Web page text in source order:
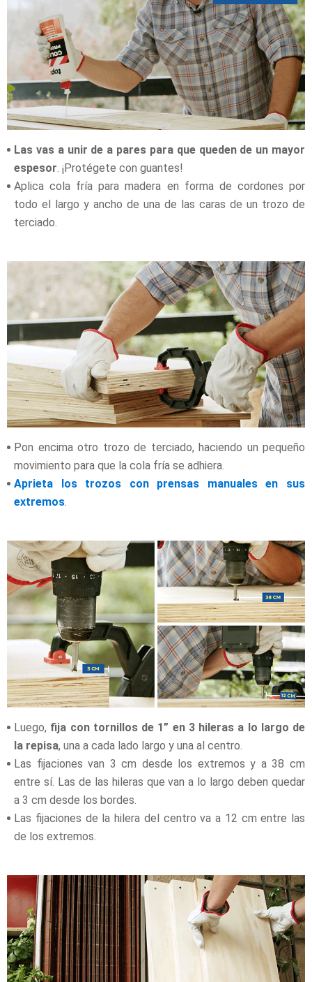
Las vas a unir de a pares para que queden de un mayor
espesor . ¡Protégete con guantes!
Aplica cola fría para madera en forma de cordones por
todo el largo y ancho de una de las caras de un trozo de
terciado.
Pon encima otro trozo de terciado, haciendo un pequeño
movimiento para que la cola fría se adhiera.
Aprieta los trozos con prensas manuales en sus
extremos.
Luego, fija con tornillos de 1” en 3 hileras a lo largo de
la repisa, una a cada lado largo y una al centro.
Las fijaciones van 3 cm desde los extremos y a 38 cm
entre sí. Las de las hileras que van a lo largo deben quedar
a 3 cm desde los bordes.
Las fijaciones de la hilera del centro va a 12 cm entre las
de los extremos.